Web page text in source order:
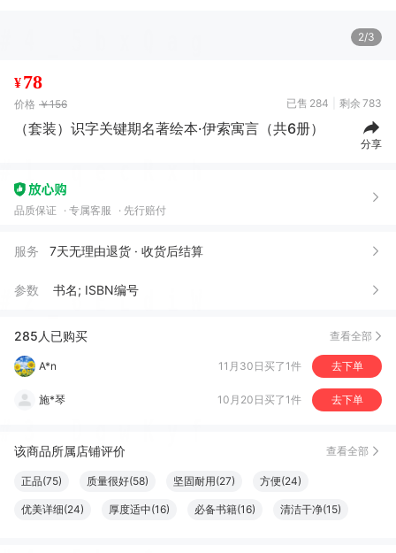
3/3
¥78
价格 ￥156 已售 284 剩余 783
（套装）识字关键期名著绘本·伊索寓言（共6册）
分享
品质保证 专属客服 先行赔付
服务 7天无理由退货 · 收货后结算
参数 书名; ISBN编号
285人已购买 查看全部
王*
张*艳 去下单
李*士 06月20日买了1件
k***i 06月20日买了1件 去下单
该商品所属店铺评价 查看全部
正品(75) 质量很好(58) 坚固耐用(27) 方便(24)
优美详细(24) 厚度适中(16) 必备书籍(16) 清洁干净(15)